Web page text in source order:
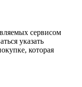
сервисом
указать
которая